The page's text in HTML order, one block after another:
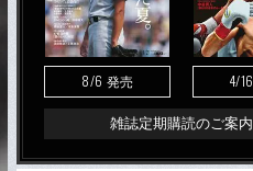
8/6 発売 4/16
雑誌定期購読のご案内